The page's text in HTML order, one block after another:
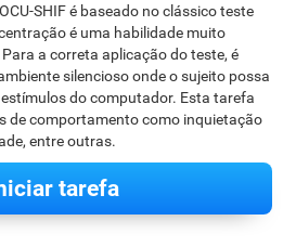
SHIF é baseado no clássico teste
é uma habilidade muito
a correta aplicação do teste, é
silencioso onde o sujeito possa
do computador. Esta tarefa
de comportamento como inquietação
entre outras.
tarefa